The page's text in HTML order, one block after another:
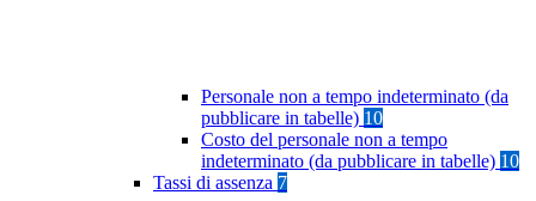
Personale non a tempo indeterminato (da
pubblicare in tabelle) 10
Costo del personale non a tempo
indeterminato (da pubblicare in tabelle) 10
Tassi di assenza 7